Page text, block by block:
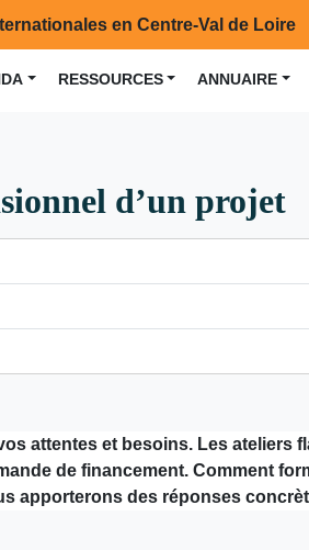
en Centre-Val de Loire
RESSOURCES ANNUAIRE
d’un projet
attentes et besoins. Les ateliers
de financement. Comment
des réponses